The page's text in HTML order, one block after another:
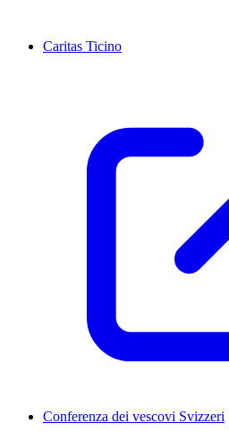
Caritas Ticino
Conferenza dei vescovi Svizzeri